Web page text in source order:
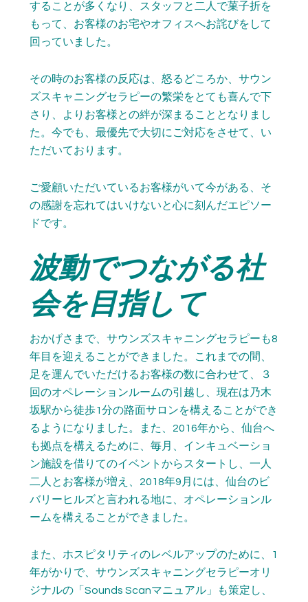
することが多くなり、スタッフと二人で菓子折を
もって、お客様のお宅やオフィスへお詫びをして
回っていました。
その時のお客様の反応は、怒るどころか、サウン
ズスキャニングセラピーの繁栄をとても喜んで下
さり、よりお客様との絆が深まることとなりまし
た。今でも、最優先で大切にご対応をさせて、い
ただいております。
ご愛顧いただいているお客様がいて今がある、そ
の感謝を忘れてはいけないと心に刻んだエピソー
ドです。
波動でつながる社
会を目指して
おかげさまで、サウンズスキャニングセラピーも8
年目を迎えることができました。これまでの間、
足を運んでいただけるお客様の数に合わせて、３
回のオペレーションルームの引越し、現在は乃木
坂駅から徒歩1分の路面サロンを構えることができ
るようになりました。また、2016年から、仙台へ
も拠点を構えるために、毎月、インキュベーショ
ン施設を借りてのイベントからスタートし、一人
二人とお客様が増え、2018年9月には、仙台のビ
バリーヒルズと言われる地に、オペレーションル
ームを構えることができました。
また、ホスピタリティのレベルアップのために、1
年がかりで、サウンズスキャニングセラピーオリ
ジナルの「Sounds Scanマニュアル」も策定し、